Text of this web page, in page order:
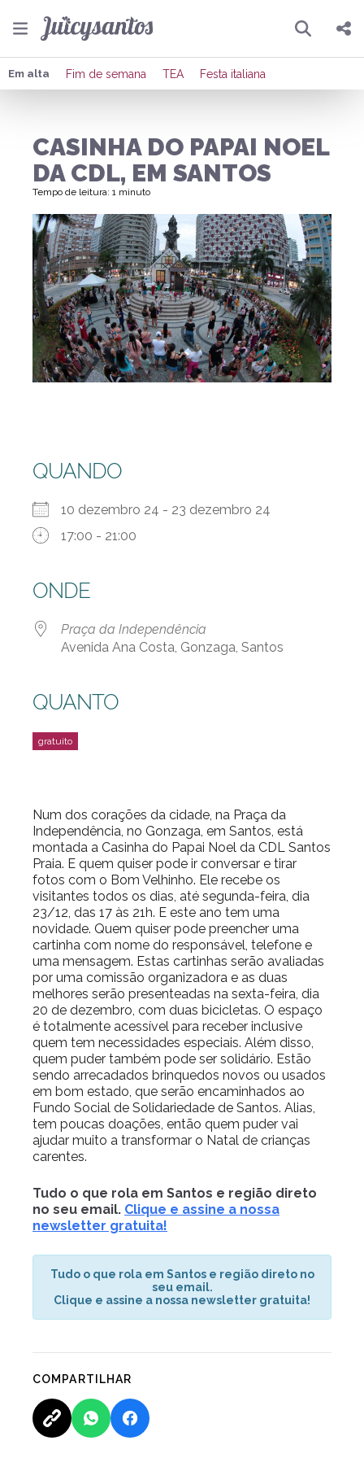
Pesquisar
Compartilhar
Enviar por Whatsapp
Publicar no X
Em alta Fim de semana TEA Festa italiana
CASINHA DO PAPAI NOEL
DA CDL, EM SANTOS
Tempo de leitura: 1 minuto
QUANDO
10 dezembro 24 - 23 dezembro 24
17:00 - 21:00
ONDE
Praça da Independência
Avenida Ana Costa, Gonzaga, Santos
QUANTO
Num dos corações da cidade, na Praça da
Independência, no Gonzaga, em Santos, está
montada a Casinha do Papai Noel da CDL Santos
Praia. E quem quiser pode ir conversar e tirar
fotos com o Bom Velhinho. Ele recebe os
visitantes todos os dias, até segunda-feira, dia
23/12, das 17 às 21h. E este ano tem uma
novidade. Quem quiser pode preencher uma
cartinha com nome do responsável, telefone e
uma mensagem. Estas cartinhas serão avaliadas
por uma comissão organizadora e as duas
melhores serão presenteadas na sexta-feira, dia
20 de dezembro, com duas bicicletas. O espaço
é totalmente acessível para receber inclusive
quem tem necessidades especiais. Além disso,
quem puder também pode ser solidário. Estão
sendo arrecadados brinquedos novos ou usados
em bom estado, que serão encaminhados ao
Fundo Social de Solidariedade de Santos. Alias,
tem poucas doações, então quem puder vai
ajudar muito a transformar o Natal de crianças
carentes.
Tudo o que rola em Santos e região direto
no seu email. Clique e assine a nossa
newsletter gratuita!
Tudo o que rola em Santos e região direto no
seu email.
Clique e assine a nossa newsletter gratuita!
COMPARTILHAR